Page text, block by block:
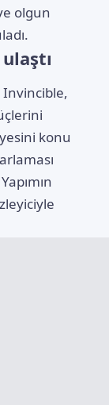
olgun
Invincible,
konu